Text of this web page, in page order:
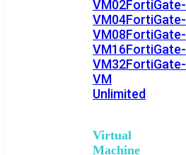
VM02FortiGate-
VM04FortiGate-
VM08FortiGate-
VM16FortiGate-
VM32FortiGate-
VM
Unlimited
Virtual
Machine